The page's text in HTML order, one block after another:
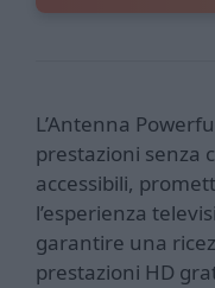
L’Antenna
prestazioni senza
accessibili,
l’esperienza
garantire una
prestazioni HD